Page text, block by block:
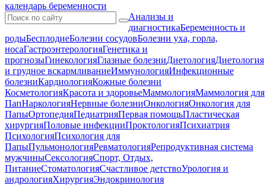
календарь беременности
Анализы и
диагностикаБеременность и
родыБесплодиеБолезни сосудовБолезни уха, горла,
носаГастроэнтерологияГенетика и
прогнозыГинекологияГлазные болезниДиетологияДиетология
и грудное вскармливаниеИммунологияИнфекционные
болезниКардиологияКожные болезни
КосметологияКрасота и здоровьеМаммологияМаммология для
ПапНаркологияНервные болезниОнкологияОнкология для
ПапыОртопедияПедиатрияПервая помощьПластическая
хирургияПоловые инфекцииПроктологияПсихиатрия
ПсихологияПсихология для
ПапыПульмонологияРевматологияРепродуктивная система
мужчиныСексологияСпорт, Отдых,
ПитаниеСтоматологияСчастливое детствоУрология и
андрологияХирургияЭндокринология